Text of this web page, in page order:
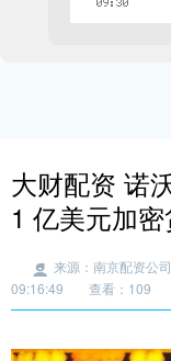
大财配资 诺
1 亿美元加
来源：南京配资公司
09:16:49
查看：109